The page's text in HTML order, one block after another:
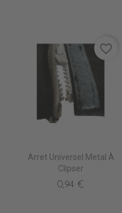
Arret Universel Metal À
Clipser
0,94 €
favorite_border